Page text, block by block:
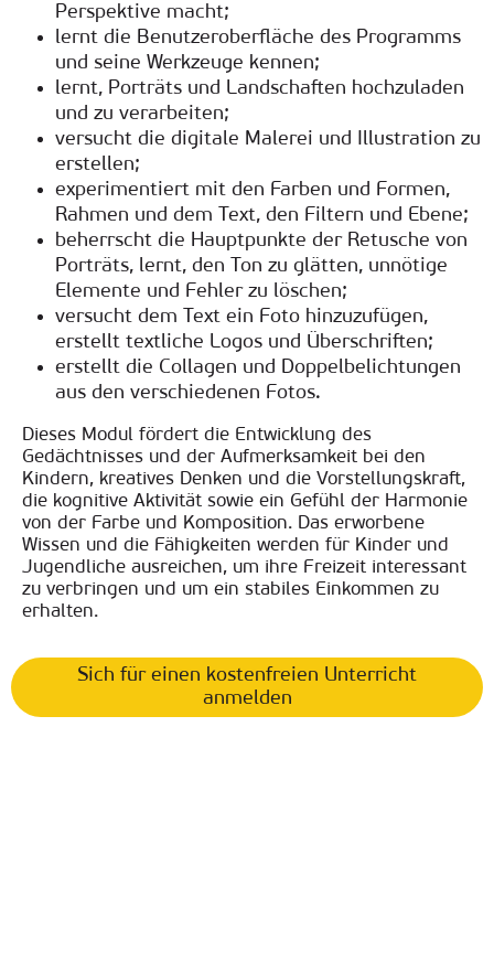
Perspektive macht;
lernt die Benutzeroberfläche des Programms
und seine Werkzeuge kennen;
lernt, Porträts und Landschaften hochzuladen
und zu verarbeiten;
versucht die digitale Malerei und Illustration zu
erstellen;
experimentiert mit den Farben und Formen,
Rahmen und dem Text, den Filtern und Ebene;
beherrscht die Hauptpunkte der Retusche von
Porträts, lernt, den Ton zu glätten, unnötige
Elemente und Fehler zu löschen;
versucht dem Text ein Foto hinzuzufügen,
erstellt textliche Logos und Überschriften;
erstellt die Collagen und Doppelbelichtungen
aus den verschiedenen Fotos.
Dieses Modul fördert die Entwicklung des
Gedächtnisses und der Aufmerksamkeit bei den
Kindern, kreatives Denken und die Vorstellungskraft,
die kognitive Aktivität sowie ein Gefühl der Harmonie
von der Farbe und Komposition. Das erworbene
Wissen und die Fähigkeiten werden für Kinder und
Jugendliche ausreichen, um ihre Freizeit interessant
zu verbringen und um ein stabiles Einkommen zu
erhalten.
Sich für einen kostenfreien Unterricht
anmelden